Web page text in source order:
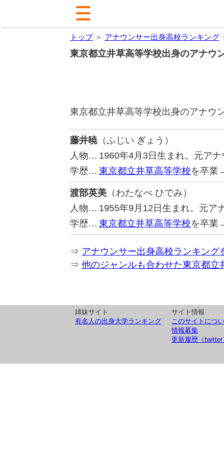
トップ＞ アナウンサー出身高校ランキング
東京都立井草高等学校出身のアナウ
東京都立井草高等学校出身のアナウ
藤井暁 （ふじい ぎょう）
人物… 1960年4月3日生まれ。元ア
学歴… 東京都立井草高等学校を卒業
渡部英美 （わたなべ ひでみ）
人物… 1955年9月12日生まれ。元ア
学歴… 東京都立井草高等学校を卒業
⇒ アナウンサー出身高校ランキング
⇒ 他のジャンルも合わせた東京都立
姉妹サイト
有名人の出身大学ランキング
サイト情報
このサイトにつ
情報募集
更新履歴（twitter